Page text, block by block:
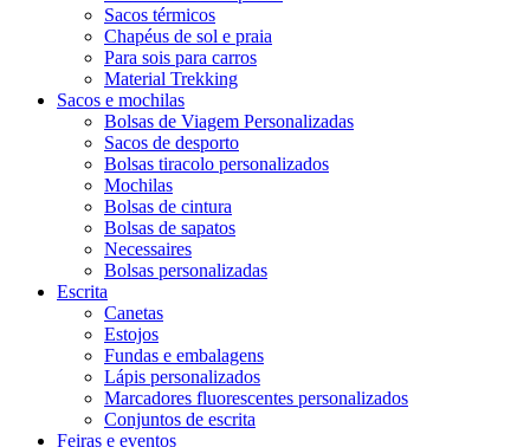
Sacos térmicos
Chapéus de sol e praia
Para sois para carros
Material Trekking
Sacos e mochilas
Bolsas de Viagem Personalizadas
Sacos de desporto
Bolsas tiracolo personalizados
Mochilas
Bolsas de cintura
Bolsas de sapatos
Necessaires
Bolsas personalizadas
Escrita
Canetas
Estojos
Fundas e embalagens
Lápis personalizados
Marcadores fluorescentes personalizados
Conjuntos de escrita
Feiras e eventos